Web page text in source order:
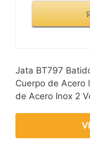
Jata BT797
Cuerpo de Acero
de Acero Inox 2